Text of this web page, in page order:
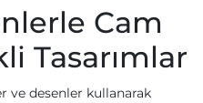
Cam
Tasarımlar
ve desenler kullanarak